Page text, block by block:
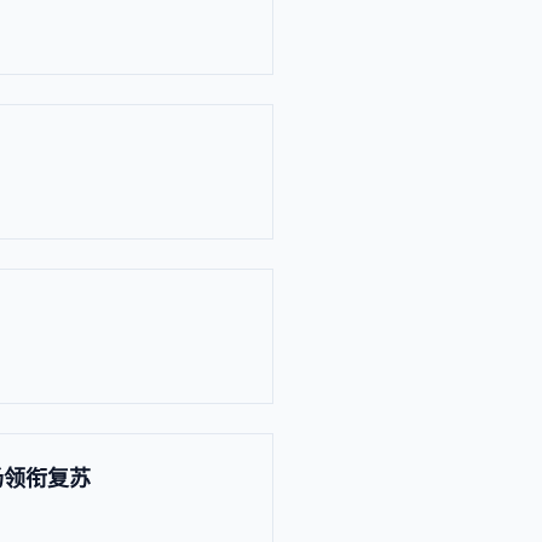
衔复苏